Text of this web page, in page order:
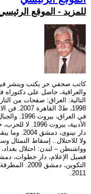
للمزيد - الموقع
كاتب صحفي حر يكتب وينشر في
والعراقية، حاصل على دكتوراه
في
الأدبية،
التكوين،
2011.